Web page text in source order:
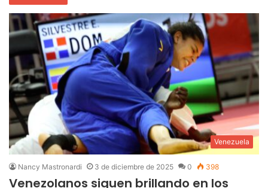
Venezuela
Nancy Mastronardi 3 de diciembre de 2025 0 398
Venezolanos siguen brillando en los